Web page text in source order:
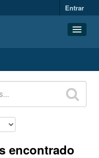
Entrar
encontrado